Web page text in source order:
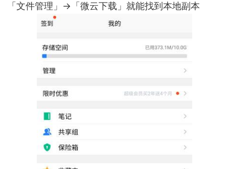
「文件管理」→「微云下载」就能找到本地副本